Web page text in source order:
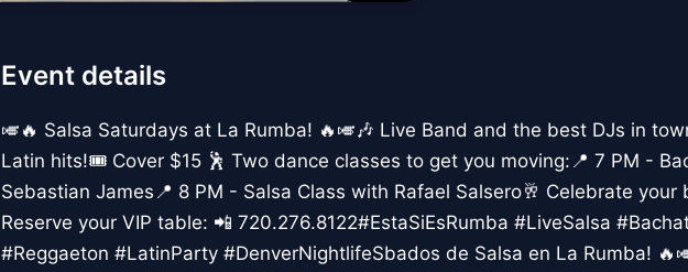
Event details
🎺🔥 Salsa Saturdays at La Rumba! 🔥🎺🎶 Live Band and the best DJs in
Latin hits!🎟️ Cover $15 🕺 Two dance classes to get you moving:📍 7 PM -
Sebastian James📍 8 PM - Salsa Class with Rafael Salsero🥂 Celebrate
Reserve your VIP table: 📲 720.276.8122#EstaSiEsRumba #LiveSalsa
#Reggaeton #LatinParty #DenverNightlifeSbados de Salsa en La Rumba!